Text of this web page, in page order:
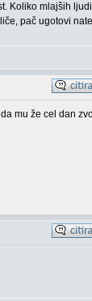
Koliko mlajših
pač ugotovi
mu že cel dan